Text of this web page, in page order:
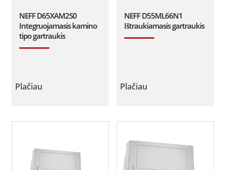
NEFF D65XAM2S0
Integruojamasis kamino
tipo gartraukis
Plačiau
NEFF D55ML66N1
Ištraukiamasis gartraukis
Plačiau